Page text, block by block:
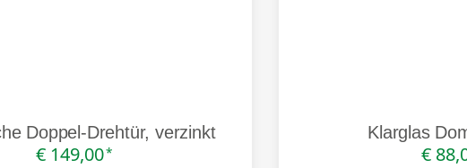
Doppel-Drehtür, verzinkt
€ 149,00*
Klarglas
€